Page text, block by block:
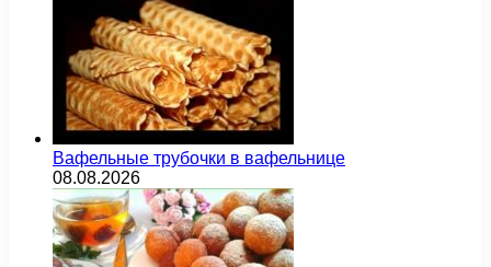
Вафельные трубочки в вафельнице
08.08.2026